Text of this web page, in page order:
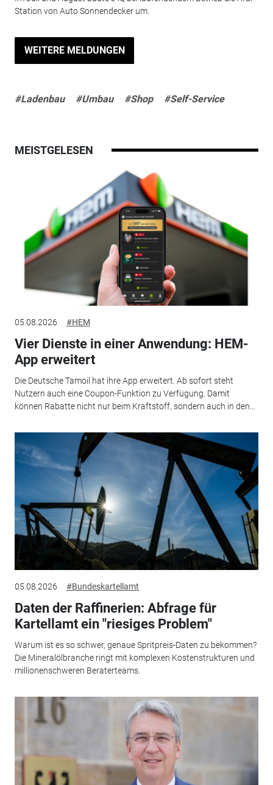
Station von Auto Sonnendecker um.
WEITERE MELDUNGEN
#Ladenbau #Umbau #Shop #Self-Service
MEISTGELESEN
05.08.2026 #HEM
Vier Dienste in einer Anwendung: HEM-
App erweitert
Die Deutsche Tamoil hat ihre App erweitert. Ab sofort steht
Nutzern auch eine Coupon-Funktion zu Verfügung. Damit
können Rabatte nicht nur beim Kraftstoff, sondern auch in den...
05.08.2026 #Bundeskartellamt
Daten der Raffinerien: Abfrage für
Kartellamt ein "riesiges Problem"
Warum ist es so schwer, genaue Spritpreis-Daten zu bekommen?
Die Mineralölbranche ringt mit komplexen Kostenstrukturen und
millionenschweren Beraterteams.